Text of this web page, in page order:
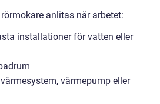
anlitas när arbetet:
installationer för vatten eller
värmepump eller